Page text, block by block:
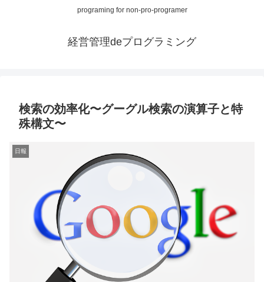
programing for non-pro-programer
経営管理deプログラミング
検索の効率化〜グーグル検索の演算子と特
殊構文〜
日報